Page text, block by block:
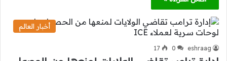
أخبار العالم
eshraag
0
17